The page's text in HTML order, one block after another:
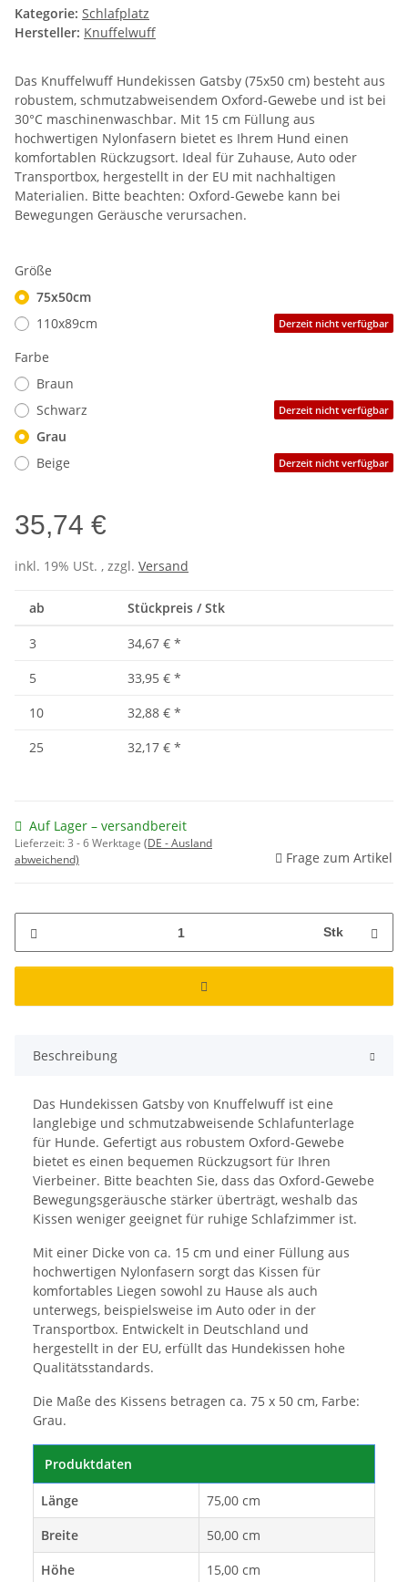
Kategorie: Schlafplatz
Hersteller: Knuffelwuff
Das Knuffelwuff Hundekissen Gatsby (75x50 cm) besteht aus
robustem, schmutzabweisendem Oxford-Gewebe und ist bei
30°C maschinenwaschbar. Mit 15 cm Füllung aus
hochwertigen Nylonfasern bietet es Ihrem Hund einen
komfortablen Rückzugsort. Ideal für Zuhause, Auto oder
Transportbox, hergestellt in der EU mit nachhaltigen
Materialien. Bitte beachten: Oxford-Gewebe kann bei
Bewegungen Geräusche verursachen.
Größe
75x50cm
110x89cm
Derzeit nicht verfügbar
Farbe
Braun
Schwarz
Derzeit nicht verfügbar
Grau
Beige
Derzeit nicht verfügbar
35,74 €
inkl. 19% USt. , zzgl. Versand
ab Stückpreis / Stk
3 34,67 € *
5
33,95 € *
10
32,88 € *
25
32,17 € *
Auf Lager – versandbereit
Lieferzeit:3 - 6 Werktage (DE - Ausland
abweichend)
Frage zum Artikel
Stk
Beschreibung
Das Hundekissen Gatsby von Knuffelwuff ist eine
langlebige und schmutzabweisende Schlafunterlage
für Hunde. Gefertigt aus robustem Oxford-Gewebe
bietet es einen bequemen Rückzugsort für Ihren
Vierbeiner. Bitte beachten Sie, dass das Oxford-Gewebe
Bewegungsgeräusche stärker überträgt, weshalb das
Kissen weniger geeignet für ruhige Schlafzimmer ist.
Mit einer Dicke von ca. 15 cm und einer Füllung aus
hochwertigen Nylonfasern sorgt das Kissen für
komfortables Liegen sowohl zu Hause als auch
unterwegs, beispielsweise im Auto oder in der
Transportbox. Entwickelt in Deutschland und
hergestellt in der EU, erfüllt das Hundekissen hohe
Qualitätsstandards.
Die Maße des Kissens betragen ca. 75 x 50 cm, Farbe:
Grau.
Produktdaten
Länge
75,00 cm
Breite
50,00 cm
Höhe
15,00 cm